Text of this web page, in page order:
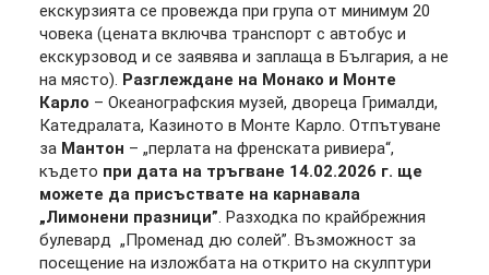
екскурзията се провежда при група от минимум 20
човека (цената включва транспорт с автобус и
екскурзовод и се заявява и заплаща в България, а не
на място). Разглеждане на Монако и Монте
Карло – Океанографския музей, двореца Грималди,
Катедралата, Казиното в Монте Карло. Отпътуване
за Мантон – „перлата на френската ривиера“,
където при дата на тръгване 14.02.2026 г. ще
можете да присъствате на карнавала
„Лимонени празници”. Разходка по крайбрежния
булевард „Променад дю солей”. Възможност за
посещение на изложбата на открито на скулптури